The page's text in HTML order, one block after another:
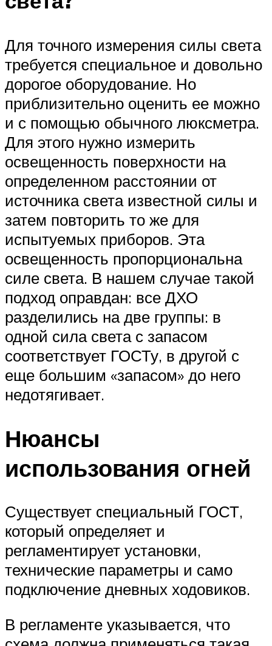
Для точного измерения силы света
требуется специальное и довольно
дорогое оборудование. Но
приблизительно оценить ее можно
и с помощью обычного люксметра.
Для этого нужно измерить
освещенность поверхности на
определенном расстоянии от
источника света известной силы и
затем повторить то же для
испытуемых приборов. Эта
освещенность пропорциональна
силе света. В нашем случае такой
подход оправдан: все ДХО
разделились на две группы: в
одной сила света с запасом
соответствует ГОСТу, в другой с
еще большим «запасом» до него
недотягивает.
Нюансы
использования огней
Существует специальный ГОСТ,
который определяет и
регламентирует установки,
технические параметры и само
подключение дневных ходовиков.
В регламенте указывается, что